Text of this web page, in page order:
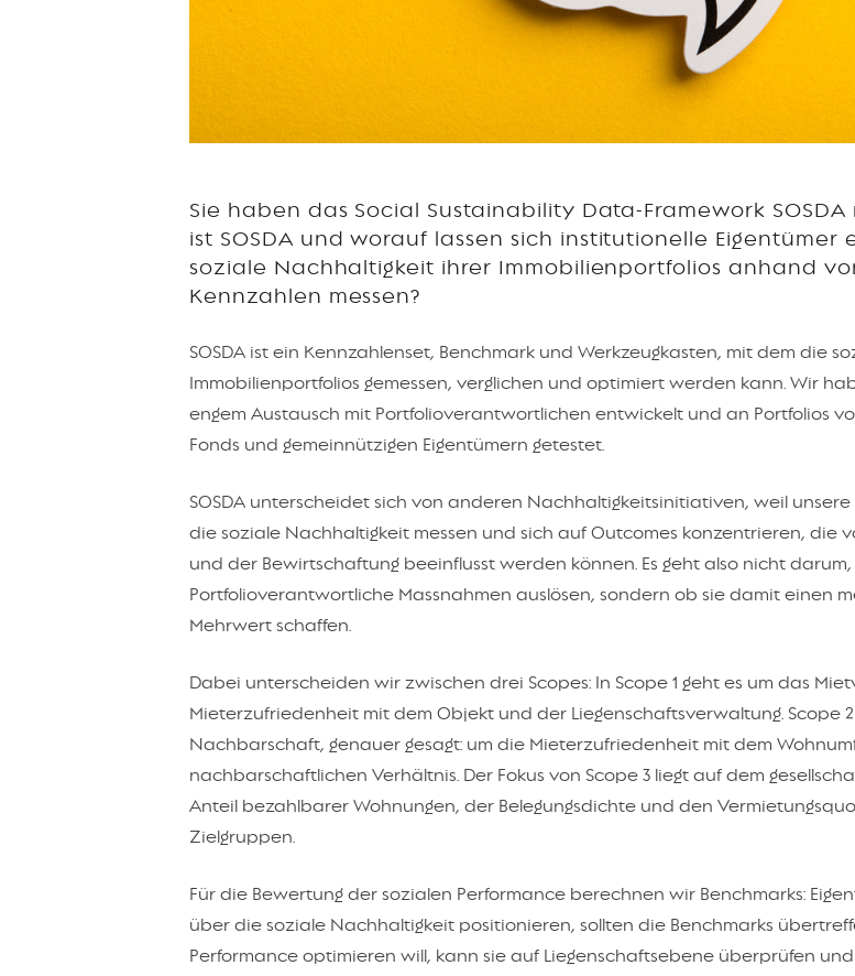
Sie haben das Social Sustainability Data-Framework
ist SOSDA und worauf lassen sich institutionelle Eigentümer
soziale Nachhaltigkeit ihrer Immobilienportfolios anhand
Kennzahlen messen?
SOSDA ist ein Kennzahlenset, Benchmark und Werkzeugkasten, mit dem die
Immobilienportfolios gemessen, verglichen und optimiert werden kann. Wir
engem Austausch mit Portfolioverantwortlichen entwickelt und an Portfolios
Fonds und gemeinnützigen Eigentümern getestet.
SOSDA unterscheidet sich von anderen Nachhaltigkeitsinitiativen, weil
die soziale Nachhaltigkeit messen und sich auf Outcomes konzentrieren, die
und der Bewirtschaftung beeinflusst werden können. Es geht also nicht darum,
Portfolioverantwortliche Massnahmen auslösen, sondern ob sie damit einen
Mehrwert schaffen.
Dabei unterscheiden wir zwischen drei Scopes: In Scope 1 geht es um das
Mieterzufriedenheit mit dem Objekt und der Liegenschaftsverwaltung. Scope
Nachbarschaft, genauer gesagt: um die Mieterzufriedenheit mit dem
nachbarschaftlichen Verhältnis. Der Fokus von Scope 3 liegt auf dem
Anteil bezahlbarer Wohnungen, der Belegungsdichte und den
Zielgruppen.
Für die Bewertung der sozialen Performance berechnen wir Benchmarks:
über die soziale Nachhaltigkeit positionieren, sollten die Benchmarks
Performance optimieren will, kann sie auf Liegenschaftsebene überprüfen